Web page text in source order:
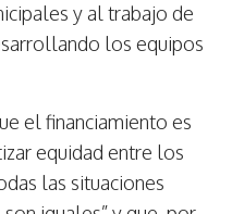
y al trabajo de
los equipos
el financiamiento es
equidad entre los
las situaciones